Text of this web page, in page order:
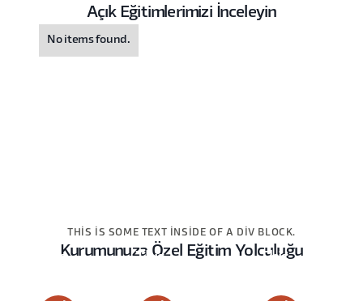
Açık Eğitimlerimizi İnceleyin
No items found.
THIS IS SOME TEXT INSIDE OF A DIV BLOCK.
Kurumunuza Özel Eğitim Yolculuğu
This
This
This